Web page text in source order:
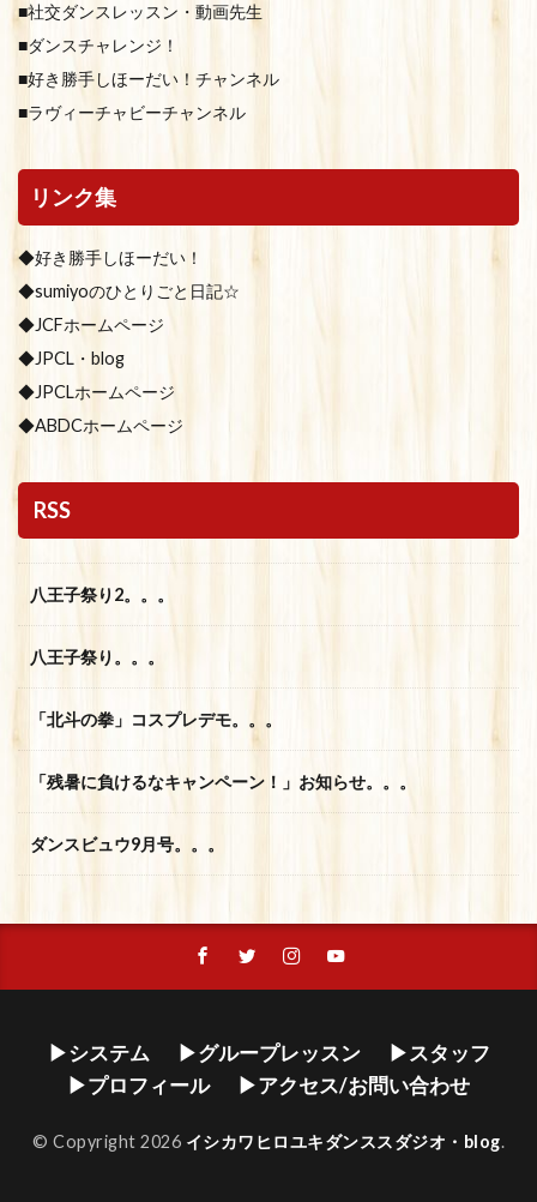
■社交ダンスレッスン・動画先生
■ダンスチャレンジ！
■好き勝手しほーだい！チャンネル
■ラヴィーチャビーチャンネル
リンク集
◆好き勝手しほーだい！
◆sumiyoのひとりごと日記☆
◆JCFホームページ
◆JPCL・blog
◆JPCLホームページ
◆ABDCホームページ
RSS
八王子祭り2。。。
八王子祭り。。。
「北斗の拳」コスプレデモ。。。
「残暑に負けるなキャンペーン！」お知らせ。。。
ダンスビュウ9月号。。。
▶システム ▶グループレッスン
▶スタッフ
▶プロフィール
▶アクセス/お問い合わせ
© Copyright 2026 イシカワヒロユキダンススダジオ・blog.